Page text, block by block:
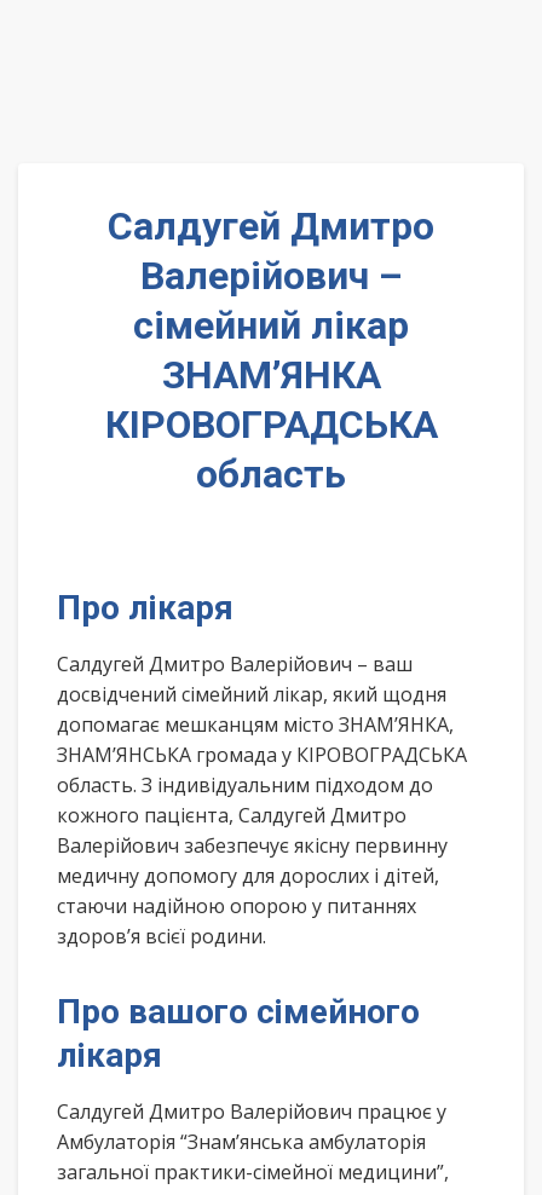
Салдугей Дмитро
Валерійович –
сімейний лікар
ЗНАМ’ЯНКА
КІРОВОГРАДСЬКА
область
Про лікаря
Салдугей Дмитро Валерійович – ваш
досвідчений сімейний лікар, який щодня
допомагає мешканцям місто ЗНАМ’ЯНКА,
ЗНАМ’ЯНСЬКА громада у КІРОВОГРАДСЬКА
область. З індивідуальним підходом до
кожного пацієнта, Салдугей Дмитро
Валерійович забезпечує якісну первинну
медичну допомогу для дорослих і дітей,
стаючи надійною опорою у питаннях
здоров’я всієї родини.
Про вашого сімейного
лікаря
Салдугей Дмитро Валерійович працює у
Амбулаторія “Знам’янська амбулаторія
загальної практики-сімейної медицини”,